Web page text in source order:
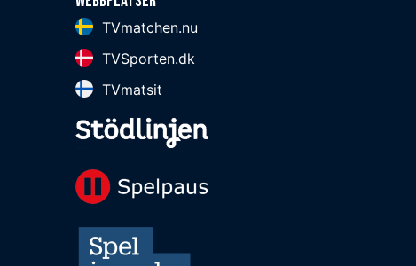
TVmatchen.nu
TVSporten.dk
TVmatsit